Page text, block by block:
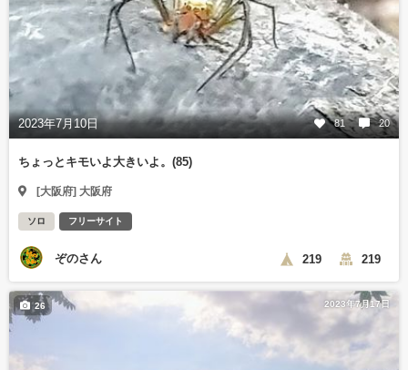
2023年7月10日 81 20
ちょっとキモいよ大きいよ。(85)
[大阪府] 大阪府
ソロ フリーサイト
ぞのさん 219 219
2023年7月17日
26